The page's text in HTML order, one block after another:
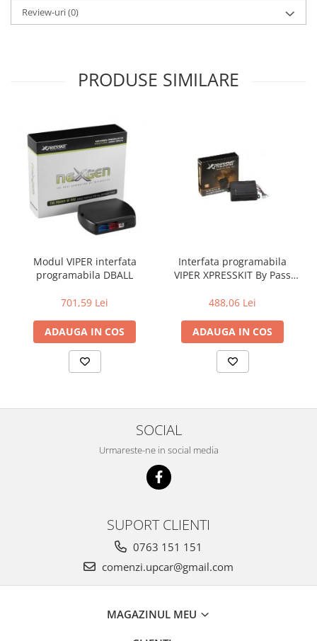
Review-uri(0)
PRODUSE SIMILARE
Modul VIPER interfata
programabila DBALL
701,59 Lei
ADAUGA IN COS
Interfata programabila
VIPER XPRESSKIT By Pass
488,06 Lei
ADAUGA IN COS
SOCIAL
Urmareste-ne in social media
SUPORT CLIENTI
0763 151 151
comenzi.upcar@gmail.com
MAGAZINUL MEU